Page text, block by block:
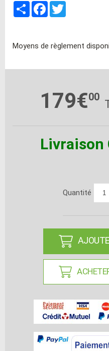
PartagerFacebook
Moyens de règlement
179€00
Livraison
Quantité